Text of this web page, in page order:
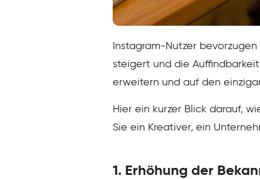
Instagram-Nutzer
steigert und die
erweitern und auf den
Hier ein kurzer Blick darauf,
Sie ein Kreativer, ein
1. Erhöhung der